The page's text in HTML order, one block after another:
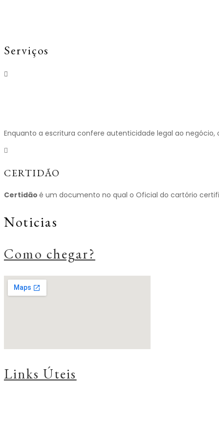
Serviços
Enquanto a escritura confere autenticidade legal ao negócio,
CERTIDÃO
Certidão é um documento no qual o Oficial do cartório
Noticias
Como chegar?
Links Úteis